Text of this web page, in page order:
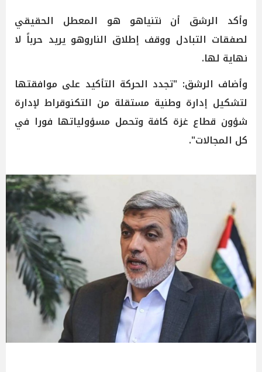
وأكد الرشق أن نتنياهو هو المعطل الحقيقي
لصفقات التبادل ووقف إطلاق الناروهو يريد حرباً لا
نهاية لها.
وأضاف الرشق: "تجدد الحركة التأكيد على موافقتها
لتشكيل إدارة وطنية مستقلة من التكنوقراط لإدارة
شؤون قطاع غزة كافة وتحمل مسؤولياتها فورا في
كل المجالات".